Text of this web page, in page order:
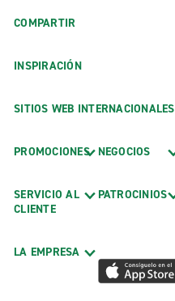
COMPARTIR
INSPIRACIÓN
SITIOS WEB INTERNACIONALES
PROMOCIONES
SERVICIO AL
CLIENTE
LA EMPRESA
NEGOCIOS
PATROCINIOS